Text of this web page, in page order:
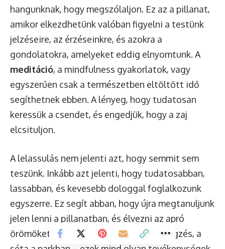
hangunknak, hogy megszólaljon. Ez az a pillanat,
amikor elkezdhetünk valóban figyelni a testünk
jelzéseire, az érzéseinkre, és azokra a
gondolatokra, amelyeket eddig elnyomtunk. A
meditáció, a mindfulness gyakorlatok, vagy
egyszerűen csak a természetben eltöltött idő
segíthetnek ebben. A lényeg, hogy tudatosan
keressük a csendet, és engedjük, hogy a zaj
elcsituljon.
A lelassulás nem jelenti azt, hogy semmit sem
teszünk. Inkább azt jelenti, hogy tudatosabban,
lassabban, és kevesebb dologgal foglalkozunk
egyszerre. Ez segít abban, hogy újra megtanuljunk
jelen lenni a pillanatban, és élvezni az apró
örömöket. A lassú étkezés, a tudatos légzés, a